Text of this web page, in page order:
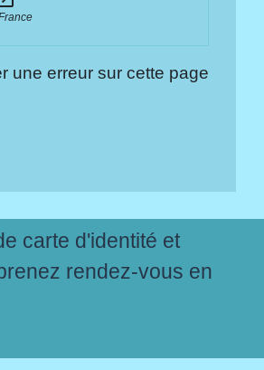
une erreur sur cette page
carte d'identité et
rendez-vous en